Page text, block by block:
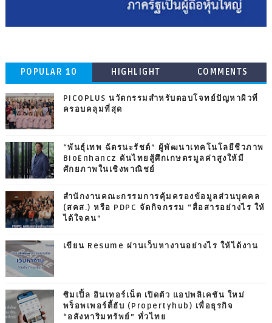
POPULAR 10 HIGHLIGHT COMMENTS
PICOPLUS นวัตกรรมสำหรับตอบโจทย์ปัญหาผิวที่
ครอบคลุมที่สุด
“พันธุ์เทพ ฉัตรนะรัชต์” ผู้พัฒนาเทคโนโลยีชีวภาพ
BioEnhancz ดันไทยสู้ศึกเกษตรมูลค่าสูงให้มี
ศักยภาพในเชิงพาณิชย์
สำนักงานคณะกรรมการคุ้มครองข้อมูลส่วนบุคคล
(สคส.) หรือ PDPC จัดกิจกรรม “สื่อสารอย่างไร ให้
ได้ใจคน”
เขียน Resume ผ่านเว็บหางานอย่างไร ให้ได้งาน
ซิมเปิ้ล อินเทอร์เน็ต เปิดตัว แอปพลิเคชัน ใหม่
พร็อพเพอร์ตี้ฮับ (Propertyhub) เพื่อธุรกิจ
“อสังหาริมทรัพย์” ทั่วไทย